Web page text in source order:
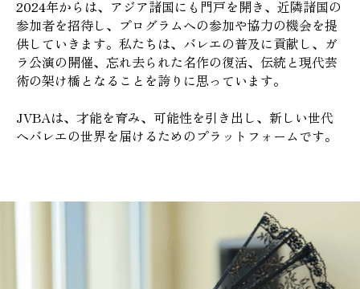
2024年からは、アジア諸国にも門戸を開き、近隣諸国の
参加者を招待し、プログラムへの参加や協力の機会を提
供していきます。私たちは、バレエの普及に貢献し、ガ
ラ公演の開催、忘れ去られた名作の復活、伝統と現代芸
術の架け橋となることを誇りに思っています。
JVBAは、才能を育み、可能性を引き出し、新しい世代
へバレエの世界を届けるためのプラットフォームです。